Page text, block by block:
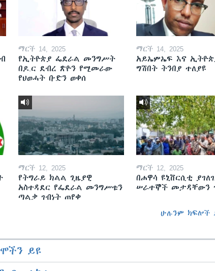
ማርች 14, 2025
የኢትዮጵያ ፌደራል መንግሥት
በዶ.ር ደብረ ጽዮን የሚመራው
የህወሓት ቡድን ወቀሰ
ማርች 14, 2025
አይኤምኤፍ እና
ግሽበት ትንበያ ተለያዩ
ማርች 12, 2025
የትግራይ ክልል ጊዜያዊ
አስተዳደር የፌደራል መንግሥቱን
ጣልቃ ገብነት ጠየቀ
ማርች 12, 2025
በሐዋሳ ዩኒቨርሲቲ
ሠራተኞች መታዳቸውን
ሁሉንም ክፍሎች
ይዩ